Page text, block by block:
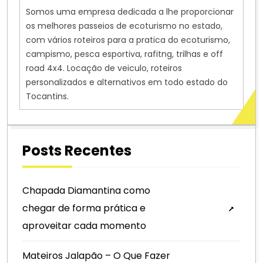
Somos uma empresa dedicada a lhe proporcionar
os melhores passeios de ecoturismo no estado,
com vários roteiros para a pratica do ecoturismo,
campismo, pesca esportiva, rafitng, trilhas e off
road 4x4. Locação de veiculo, roteiros
personalizados e alternativos em todo estado do
Tocantins.
Posts Recentes
Chapada Diamantina como
chegar de forma prática e
aproveitar cada momento
Mateiros Jalapão – O Que Fazer